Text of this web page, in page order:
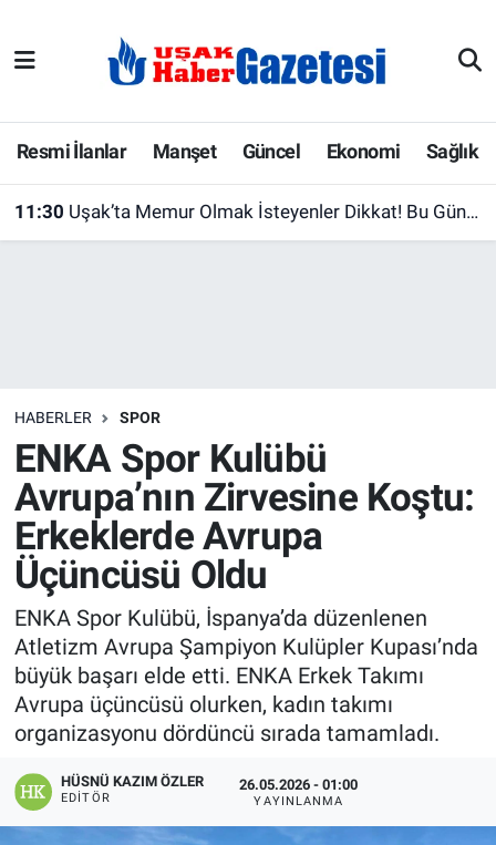
Resmi İlanlar Manşet Güncel Ekonomi Sağlık
11:30 Uşak’ta Memur Olmak İsteyenler Dikkat! Bu Gün Süre Doluyor
HABERLER SPOR
ENKA Spor Kulübü
Avrupa’nın Zirvesine Koştu:
Erkeklerde Avrupa
Üçüncüsü Oldu
ENKA Spor Kulübü, İspanya’da düzenlenen
Atletizm Avrupa Şampiyon Kulüpler Kupası’nda
büyük başarı elde etti. ENKA Erkek Takımı
Avrupa üçüncüsü olurken, kadın takımı
organizasyonu dördüncü sırada tamamladı.
HÜSNÜ KAZIM ÖZLER
EDITÖR
26.05.2026 - 01:00
YAYINLANMA
E-Gazete
Ekonomi
Köşe Yazarları
Kültür Sanat
Manşet
Resmi İlanlar
Sağlık
Son Dakika
Uşak Hava Durumu
Uşak Trafik Yoğunluk Haritası
Süper Lig Puan Durumu ve Fikstür